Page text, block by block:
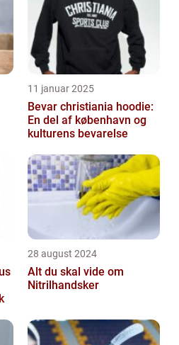
11 januar 2025
Bevar christiania hoodie:
En del af københavn og
kulturens bevarelse
28 august 2024
Alt du skal vide om
Nitrilhandsker